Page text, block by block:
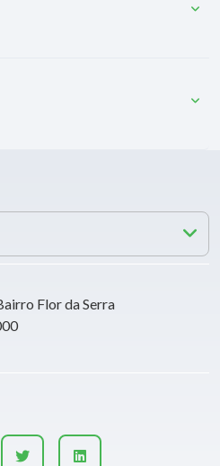
Flor da Serra